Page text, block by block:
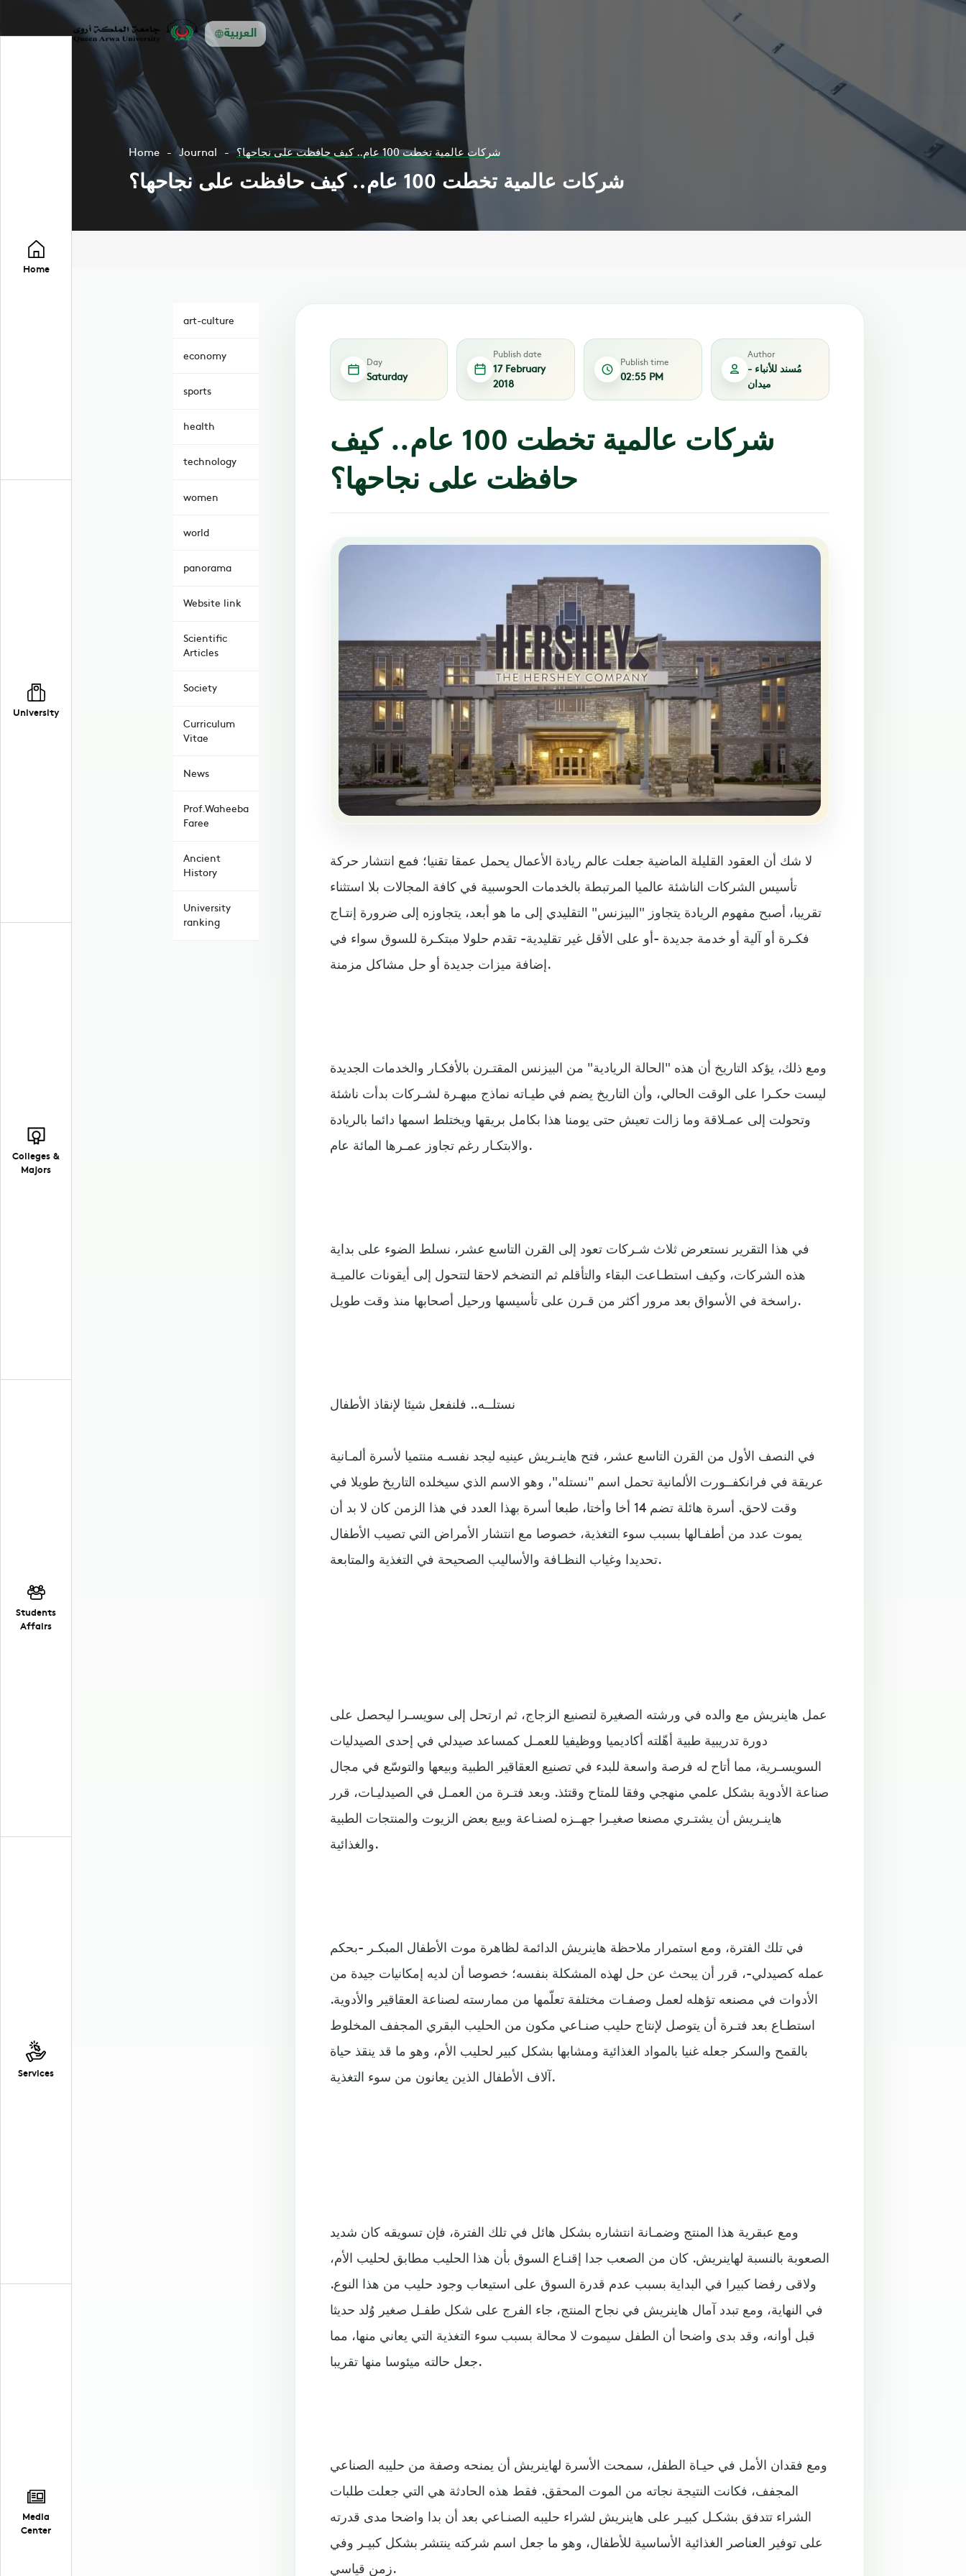
العربية
Home
University
Colleges &
Majors
Students
Affairs
Services
Media
Center
Home Journal شركات عالمية تخطت 100 عام.. كيف حافظت على نجاحها؟
شركات عالمية تخطت 100 عام.. كيف حافظت على نجاحها؟
art-culture
economy
sports
health
technology
women
world
panorama
Website link
Scientific
Articles
Society
Curriculum
Vitae
News
Prof.Waheeba
Faree
Ancient
History
University
ranking
Day
Saturday
Publish date
17 February
2018
Publish time
02:55 PM
Author
مُسند للأنباء -
ميدان
شركات عالمية تخطت 100 عام.. كيف
حافظت على نجاحها؟
لا شك أن العقود القليلة الماضية جعلت عالم ريادة الأعمال يحمل عمقا تقنيا؛ فمع انتشار حركة
تأسيس الشركات الناشئة عالميا المرتبطة بالخدمات الحوسبية في كافة المجالات بلا استثناء
تقريبا، أصبح مفهوم الريادة يتجاوز "البيزنس" التقليدي إلى ما هو أبعد، يتجاوزه إلى ضرورة إنتـاج
فكـرة أو آلية أو خدمة جديدة -أو على الأقل غير تقليدية- تقدم حلولا مبتكـرة للسوق سواء في
إضافة ميزات جديدة أو حل مشاكل مزمنة.
ومع ذلك، يؤكد التاريخ أن هذه "الحالة الريادية" من البيزنس المقتـرن بالأفكـار والخدمات الجديدة
ليست حكـرا على الوقت الحالي، وأن التاريخ يضم في طيـاته نماذج مبهـرة لشـركات بدأت ناشئة
وتحولت إلى عمـلاقة وما زالت تعيش حتى يومنا هذا بكامل بريقها ويختلط اسمها دائما بالريادة
والابتكـار رغم تجاوز عمـرها المائة عام.
في هذا التقرير نستعرض ثلاث شـركات تعود إلى القرن التاسع عشر، نسلط الضوء على بداية
هذه الشركات، وكيف استطـاعت البقاء والتأقلم ثم التضخم لاحقا لتتحول إلى أيقونات عالميـة
راسخة في الأسواق بعد مرور أكثر من قـرن على تأسيسها ورحيل أصحابها منذ وقت طويل.
نستلــه.. فلنفعل شيئا لإنقاذ الأطفال
في النصف الأول من القرن التاسع عشر، فتح هاينـريش عينيه ليجد نفسـه منتميا لأسرة ألمـانية
عريقة في فرانكفــورت الألمانية تحمل اسم "نستله"، وهو الاسم الذي سيخلده التاريخ طويلا في
وقت لاحق. أسرة هائلة تضم 14 أخا وأختا، طبعا أسرة بهذا العدد في هذا الزمن كان لا بد أن
يموت عدد من أطفـالها بسبب سوء التغذية، خصوصا مع انتشار الأمراض التي تصيب الأطفال
تحديدا وغياب النظـافة والأساليب الصحيحة في التغذية والمتابعة.
عمل هاينريش مع والده في ورشته الصغيرة لتصنيع الزجاج، ثم ارتحل إلى سويسـرا ليحصل على
دورة تدريبية طبية أهّلته أكاديميا ووظيفيا للعمـل كمساعد صيدلي في إحدى الصيدليات
السويسـرية، مما أتاح له فرصة واسعة للبدء في تصنيع العقاقير الطبية وبيعها والتوسّع في مجال
صناعة الأدوية بشكل علمي منهجي وفقا للمتاح وقتئذ. وبعد فتـرة من العمـل في الصيدليـات، قرر
هاينـريش أن يشتـري مصنعا صغيـرا جهــزه لصنـاعة وبيع بعض الزيوت والمنتجات الطبية
والغذائية.
في تلك الفترة، ومع استمرار ملاحظة هاينريش الدائمة لظاهرة موت الأطفال المبكـر -بحكم
عمله كصيدلي-، قرر أن يبحث عن حل لهذه المشكلة بنفسه؛ خصوصا أن لديه إمكانيات جيدة من
الأدوات في مصنعه تؤهله لعمل وصفـات مختلفة تعلّمها من ممارسته لصناعة العقاقير والأدوية.
استطـاع بعد فتـرة أن يتوصل لإنتاج حليب صنـاعي مكون من الحليب البقري المجفف المخلوط
بالقمح والسكر جعله غنيا بالمواد الغذائية ومشابها بشكل كبير لحليب الأم، وهو ما قد ينقذ حياة
آلاف الأطفال الذين يعانون من سوء التغذية.
ومع عبقرية هذا المنتج وضمـانة انتشاره بشكل هائل في تلك الفترة، فإن تسويقه كان شديد
الصعوبة بالنسبة لهاينريش. كان من الصعب جدا إقنـاع السوق بأن هذا الحليب مطابق لحليب الأم،
ولاقى رفضا كبيرا في البداية بسبب عدم قدرة السوق على استيعاب وجود حليب من هذا النوع.
في النهاية، ومع تبدد آمال هاينريش في نجاح المنتج، جاء الفرج على شكل طفـل صغير وُلد حديثا
قبل أوانه، وقد بدى واضحا أن الطفل سيموت لا محالة بسبب سوء التغذية التي يعاني منها، مما
جعل حالته ميئوسا منها تقريبا.
ومع فقدان الأمل في حيـاة الطفل، سمحت الأسرة لهاينريش أن يمنحه وصفة من حليبه الصناعي
المجفف، فكانت النتيجة نجاته من الموت المحقق. فقط هذه الحادثة هي التي جعلت طلبات
الشراء تتدفق بشكـل كبيـر على هاينريش لشراء حليبه الصنـاعي بعد أن بدا واضحا مدى قدرته
على توفير العناصر الغذائية الأساسية للأطفال، وهو ما جعل اسم شركته ينتشر بشكل كبيـر وفي
زمن قياسي.